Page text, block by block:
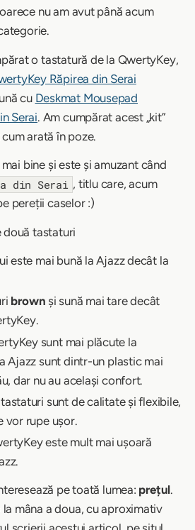
nu am avut până acum
o tastatură de la QwertyKey,
Răpirea din Serai
cu Deskmat Mousepad
Serai. Am cumpărat acest „kit”
arată în poze.
bine și este și amuzant când
din Serai , titlu care, acum
pereții caselor :)
două tastaturi
este mai bună la Ajazz decât la
brown și sună mai tare decât
sunt mai plăcute la
Ajazz sunt dintr-un plastic mai
dar nu au același confort.
sunt de calitate și flexibile,
vor rupe ușor.
este mult mai ușoară
pe toată lumea: prețul.
mâna a doua, cu aproximativ